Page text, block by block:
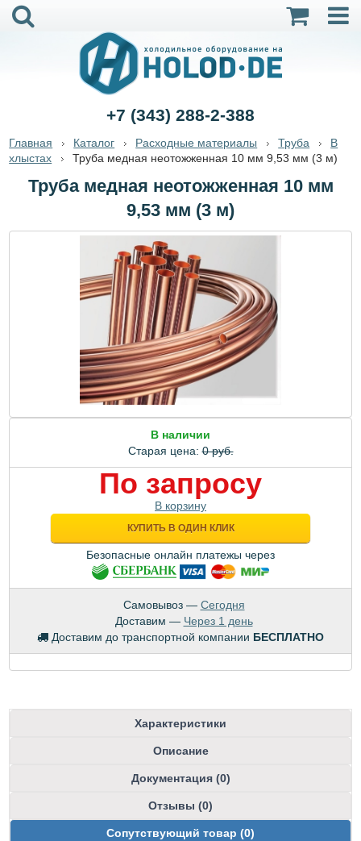
+7 (343) 288-2-388
Главная Каталог Расходные материалы Труба
В
хлыстах
Труба медная неотожженная 10 мм 9,53 мм (3 м)
Труба медная неотожженная 10 мм
9,53 мм (3 м)
В наличии
Старая цена:0 руб.
По запросу
В корзину
КУПИТЬ В ОДИН КЛИК
Безопасные онлайн платежы через
Самовывоз — Сегодня
Доставим — Через 1 день
Доставим до транспортной компании БЕСПЛАТНО
Характеристики
Описание
Документация (0)
Отзывы (0)
Сопутствующий товар (0)